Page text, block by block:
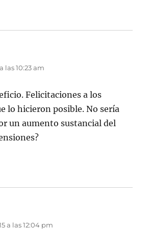
las 10:23 am
Felicitaciones a los
lo hicieron posible. No sería
un aumento sustancial del
a las 12:04 pm